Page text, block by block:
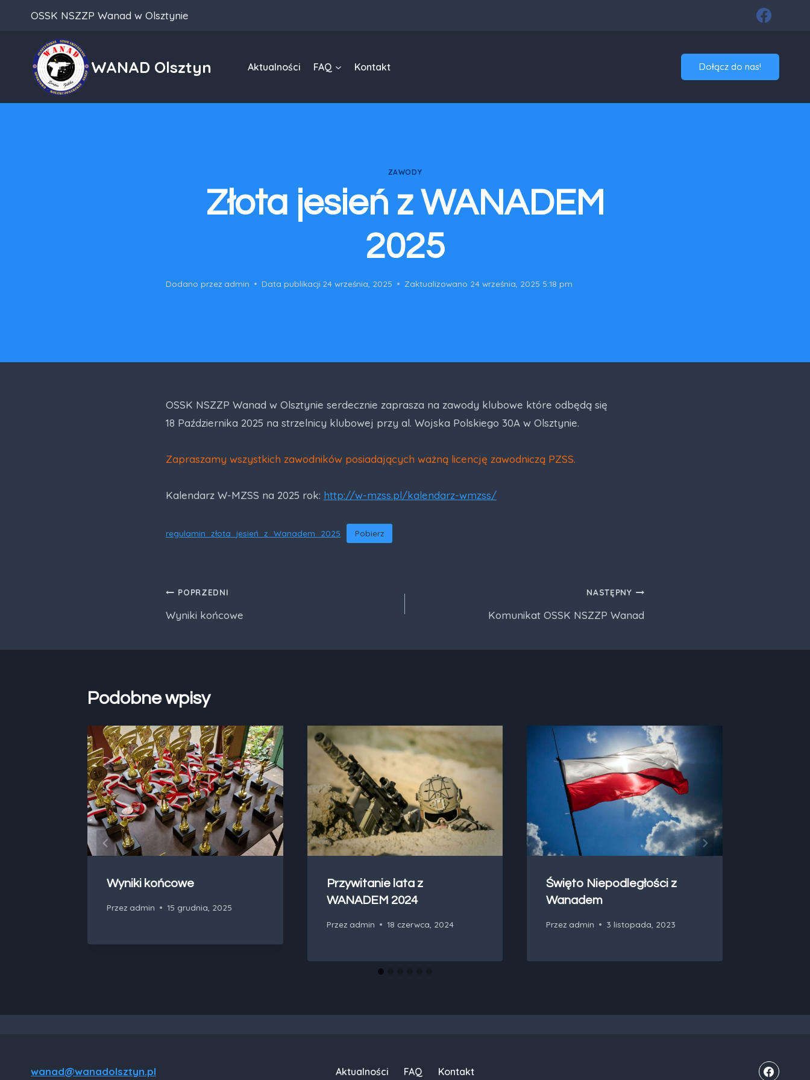
OSSK NSZZP Wanad w Olsztynie
WANAD Olsztyn Aktualności FAQ Kontakt Dołącz do nas!
ZAWODY
Złota jesień z WANADEM
2025
Dodano przez admin Data publikacji 24 września, 2025 Zaktualizowano 24 września, 2025 5:18 pm
OSSK NSZZP Wanad w Olsztynie serdecznie zaprasza na zawody klubowe które odbędą się
18 Października 2025 na strzelnicy klubowej przy al. Wojska Polskiego 30A w Olsztynie.
Zapraszamy wszystkich zawodników posiadających ważną licencję zawodniczą PZSS.
Kalendarz W-MZSS na 2025 rok: http://w-mzss.pl/kalendarz-wmzss/
regulamin_złota_jesień_z_Wanadem_2025 Pobierz
Nawigacja
wpisu
POPRZEDNI
Wyniki końcowe
NASTĘPNY
Komunikat OSSK NSZZP Wanad
Podobne wpisy
Wyniki końcowe
Przez admin 15 grudnia, 2025
Przywitanie lata z
WANADEM 2024
Przez admin 18 czerwca, 2024
Święto Niepodległości z
Wanadem
Przez admin 3 listopada, 2023
wanad@wanadolsztyn.pl Aktualności FAQ Kontakt